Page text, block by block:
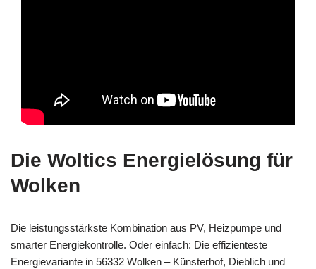
Die Woltics Energielösung für
Wolken
Die leistungsstärkste Kombination aus PV, Heizpumpe und
smarter Energiekontrolle. Oder einfach: Die effizienteste
Energievariante in 56332 Wolken – Künsterhof, Dieblich und